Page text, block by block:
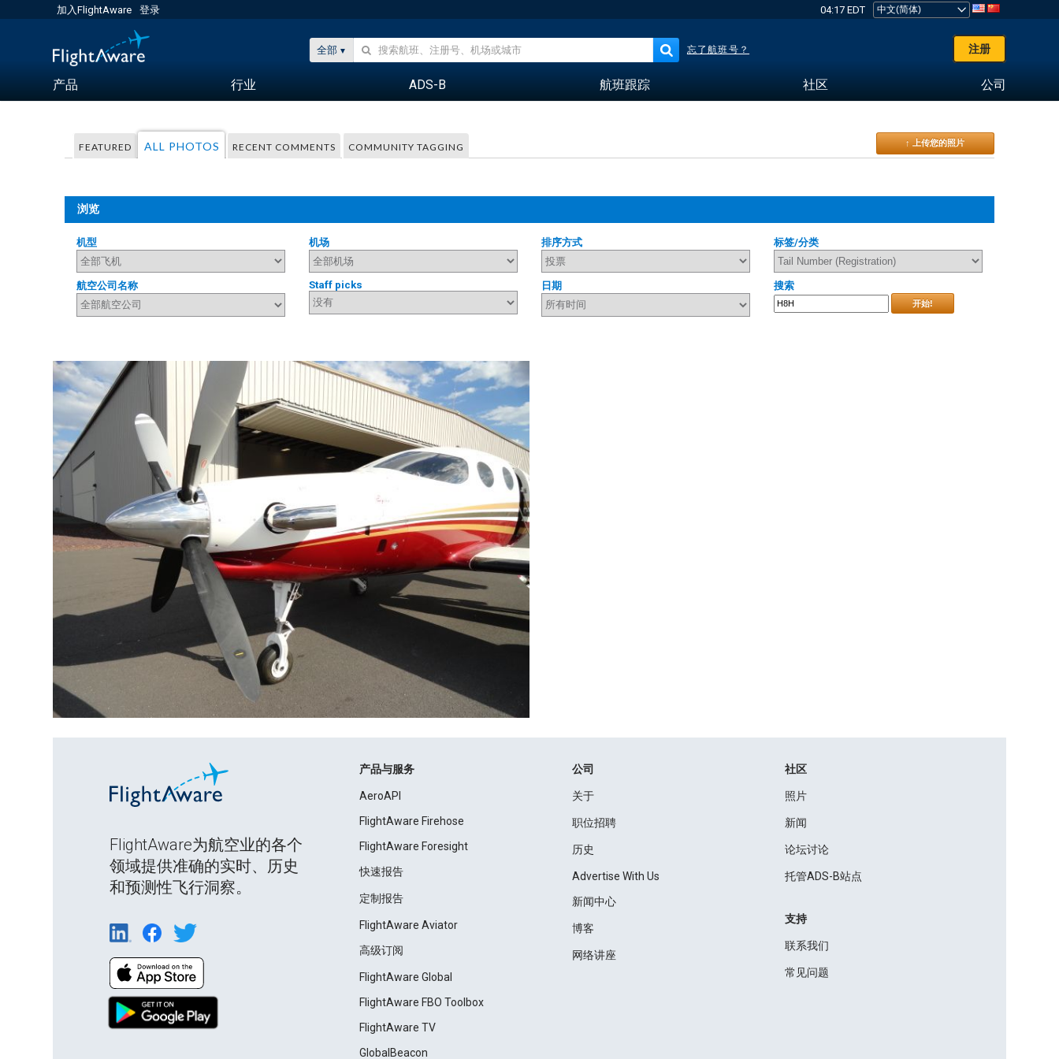
加入FlightAware 登录 04:17 EDT
全部 忘了航班号？ 注册
产品 行业 ADS-B 航班跟踪 社区 公司
FEATURED ALL PHOTOS RECENT COMMENTS COMMUNITY TAGGING ↑ 上传您的照片
浏览
机型 机场 排序方式 标签/分类
航空公司名称 Staff picks 日期 搜索
开始!
FlightAware为航空业的各个
领域提供准确的实时、历史
和预测性飞行洞察。
产品与服务
AeroAPI
FlightAware Firehose
FlightAware Foresight
快速报告
定制报告
FlightAware Aviator
高级订阅
FlightAware Global
FlightAware FBO Toolbox
FlightAware TV
GlobalBeacon
公司
关于
职位招聘
历史
Advertise With Us
新闻中心
博客
网络讲座
社区
照片
新闻
论坛讨论
托管ADS-B站点
支持
联系我们
常见问题